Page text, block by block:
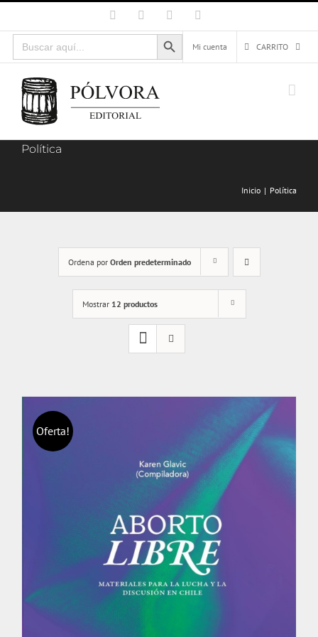
al
contenido
Facebook Instagram
Buscar:
Botón de búsqueda
Mi cuenta
CARRITO
Política
Inicio Política
Ordena por Orden predeterminado
Mostrar 12 productos
Oferta!